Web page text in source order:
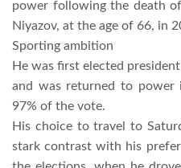
AFRIKA TUDÁSTÁR
A NAP SZÉPE
LINKTR.EE
GLOBOZSARU
power following the death
Niyazov, at the age of 66, in
Sporting ambition
He was first elected
and was returned to power
97% of the vote.
His choice to travel to
stark contrast with his